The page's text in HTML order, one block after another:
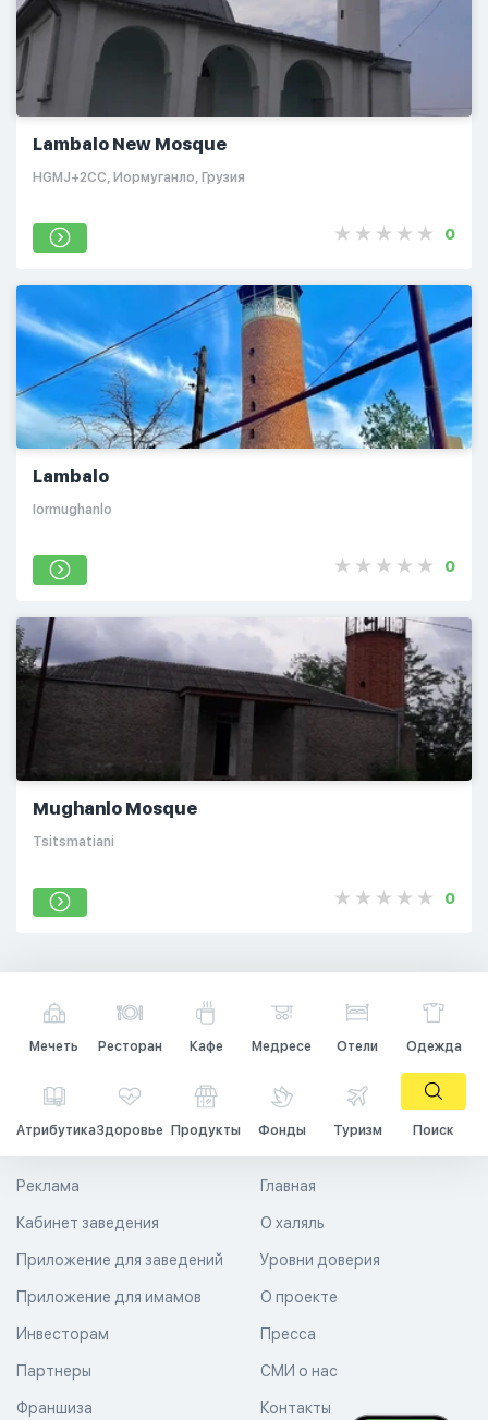
Lambalo New Mosque
HGMJ+2CC, Иормуганло, Грузия
0
Lambalo
Iormughanlo
0
Mughanlo Mosque
Tsitsmatiani
0
Мечеть Ресторан Кафе Медресе Отели Одежда
АтрибутикаЗдоровье Продукты Фонды Туризм Поиск
Главная
О халяль
Уровни доверия
Реклама
Кабинет заведения
Приложение для заведений
Приложение для имамов О проекте
Пресса
СМИ о нас
Контакты
Инвесторам
Партнеры
Франшиза